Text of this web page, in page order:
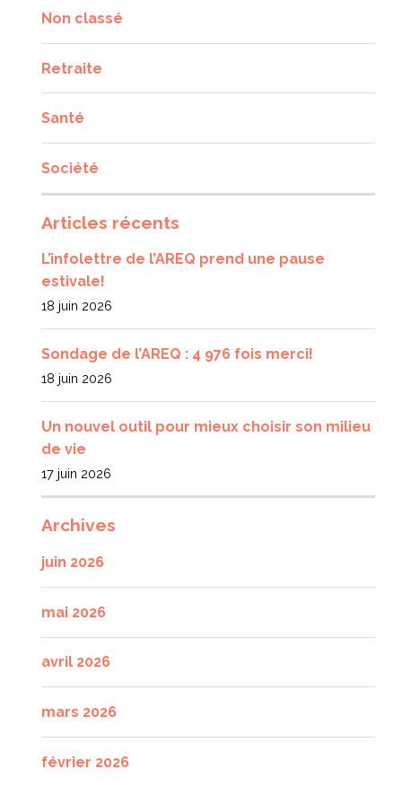
Non classé
Retraite
Santé
Société
Articles récents
L’infolettre de l’AREQ prend une pause
estivale!
18 juin 2026
Sondage de l’AREQ : 4 976 fois merci!
18 juin 2026
Un nouvel outil pour mieux choisir son milieu
de vie
17 juin 2026
Archives
juin 2026
mai 2026
avril 2026
mars 2026
février 2026